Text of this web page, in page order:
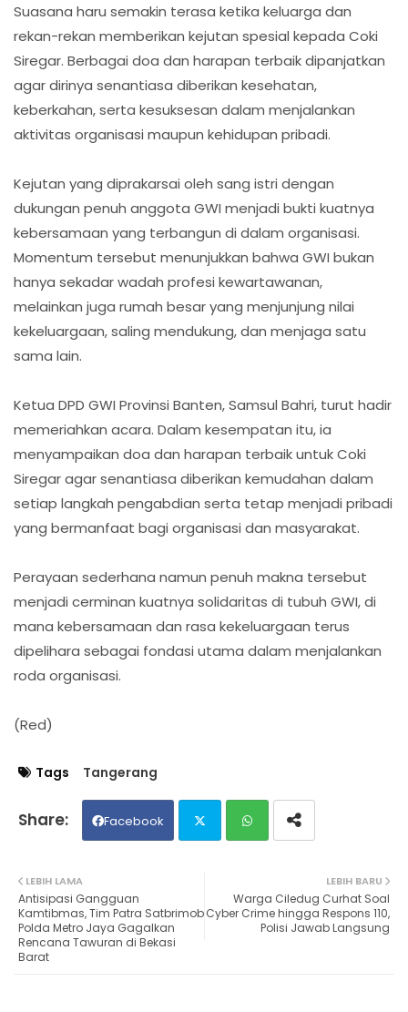
Suasana haru semakin terasa ketika keluarga dan
rekan-rekan memberikan kejutan spesial kepada Coki
Siregar. Berbagai doa dan harapan terbaik dipanjatkan
agar dirinya senantiasa diberikan kesehatan,
keberkahan, serta kesuksesan dalam menjalankan
aktivitas organisasi maupun kehidupan pribadi.
Kejutan yang diprakarsai oleh sang istri dengan
dukungan penuh anggota GWI menjadi bukti kuatnya
kebersamaan yang terbangun di dalam organisasi.
Momentum tersebut menunjukkan bahwa GWI bukan
hanya sekadar wadah profesi kewartawanan,
melainkan juga rumah besar yang menjunjung nilai
kekeluargaan, saling mendukung, dan menjaga satu
sama lain.
Ketua DPD GWI Provinsi Banten, Samsul Bahri, turut hadir
memeriahkan acara. Dalam kesempatan itu, ia
menyampaikan doa dan harapan terbaik untuk Coki
Siregar agar senantiasa diberikan kemudahan dalam
setiap langkah pengabdian serta tetap menjadi pribadi
yang bermanfaat bagi organisasi dan masyarakat.
Perayaan sederhana namun penuh makna tersebut
menjadi cerminan kuatnya solidaritas di tubuh GWI, di
mana kebersamaan dan rasa kekeluargaan terus
dipelihara sebagai fondasi utama dalam menjalankan
roda organisasi.
(Red)
Tags Tangerang
Facebook
ats
LEBIH BARU
Warga Ciledug Curhat Soal
Cyber Crime hingga Respons 110,
Polisi Jawab Langsung
LEBIH LAMA
Antisipasi Gangguan
Kamtibmas, Tim Patra Satbrimob
Polda Metro Jaya Gagalkan
Rencana Tawuran di Bekasi
Barat